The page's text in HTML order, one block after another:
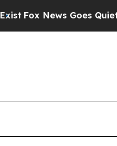
Goes Quiet as 'Maga